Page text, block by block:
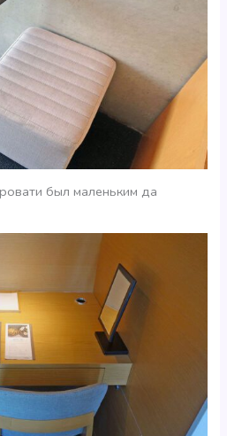
был маленьким да